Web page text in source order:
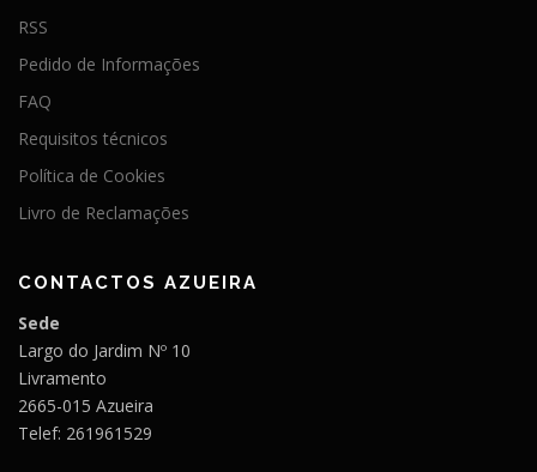
RSS
Pedido de Informações
FAQ
Requisitos técnicos
Política de Cookies
Livro de Reclamações
CONTACTOS AZUEIRA
Sede
Largo do Jardim Nº 10
Livramento
2665-015 Azueira
Telef: 261961529